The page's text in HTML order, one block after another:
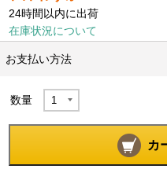
24時間以内に出荷
在庫状況について
お支払い方法
数量
カ